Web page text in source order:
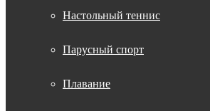
Настольный теннис
Парусный спорт
Плавание